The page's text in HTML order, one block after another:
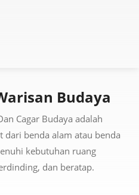
Budaya
Cagar Budaya adalah
dari benda alam atau benda
kebutuhan ruang
dan beratap.